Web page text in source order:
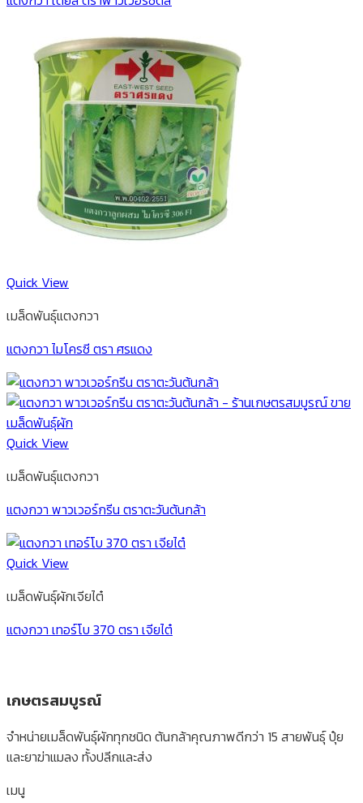
Quick View
เมล็ดพันธุ์แตงกวา
แตงกวา ไมโครซี ตรา ศรแดง
Quick View
เมล็ดพันธุ์แตงกวา
แตงกวา พาวเวอร์กรีน ตราตะวันต้นกล้า
Quick View
เมล็ดพันธุ์ผักเจียไต๋
แตงกวา เทอร์โบ 370 ตรา เจียไต๋
เกษตรสมบูรณ์
จำหน่ายเมล็ดพันธุ์ผักทุกชนิด ต้นกล้าคุณภาพดีกว่า 15 สายพันธุ์ ปุ๋ย
และยาฆ่าแมลง ทั้งปลีกและส่ง
เมนู